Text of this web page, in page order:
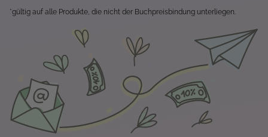
*gültig auf alle Produkte, die nicht der Buchpreisbindung unterliegen.